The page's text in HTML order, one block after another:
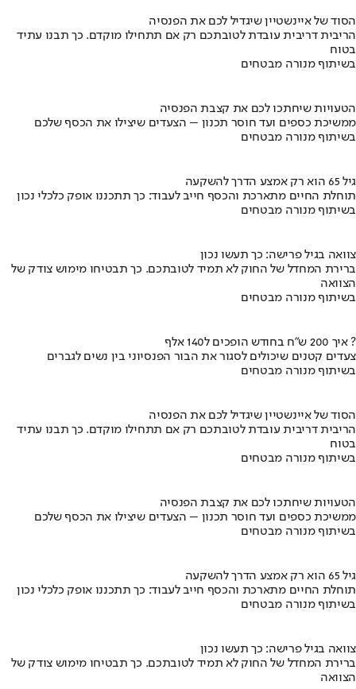
הסוד של איינשטיין שיגדיל לכם את הפנסיה
הריבית דריבית עובדת לטובתכם רק אם תתחילו מוקדם. כך תבנו עתיד
בטוח
בשיתוף מנורה מבטחים
הטעויות שיחתכו לכם את קצבת הפנסיה
ממשיכת כספים ועד חוסר תכנון – הצעדים שיצילו את הכסף שלכם
בשיתוף מנורה מבטחים
גיל 65 הוא רק אמצע הדרך להשקעה
תוחלת החיים מתארכת והכסף חייב לעבוד: כך תתכננו אופק כלכלי נכון
בשיתוף מנורה מבטחים
צוואה בגיל פרישה: כך תעשו נכון
ברירת המחדל של החוק לא תמיד לטובתכם. כך תבטיחו מימוש צודק של
הצוואה
בשיתוף מנורה מבטחים
איך 200 ש"ח בחודש הופכים ל140 אלף ?
צעדים קטנים שיכולים לסגור את הבור הפנסיוני בין נשים לגברים
בשיתוף מנורה מבטחים
הסוד של איינשטיין שיגדיל לכם את הפנסיה
הריבית דריבית עובדת לטובתכם רק אם תתחילו מוקדם. כך תבנו עתיד
בטוח
בשיתוף מנורה מבטחים
הטעויות שיחתכו לכם את קצבת הפנסיה
ממשיכת כספים ועד חוסר תכנון – הצעדים שיצילו את הכסף שלכם
בשיתוף מנורה מבטחים
גיל 65 הוא רק אמצע הדרך להשקעה
תוחלת החיים מתארכת והכסף חייב לעבוד: כך תתכננו אופק כלכלי נכון
בשיתוף מנורה מבטחים
צוואה בגיל פרישה: כך תעשו נכון
ברירת המחדל של החוק לא תמיד לטובתכם. כך תבטיחו מימוש צודק של
הצוואה